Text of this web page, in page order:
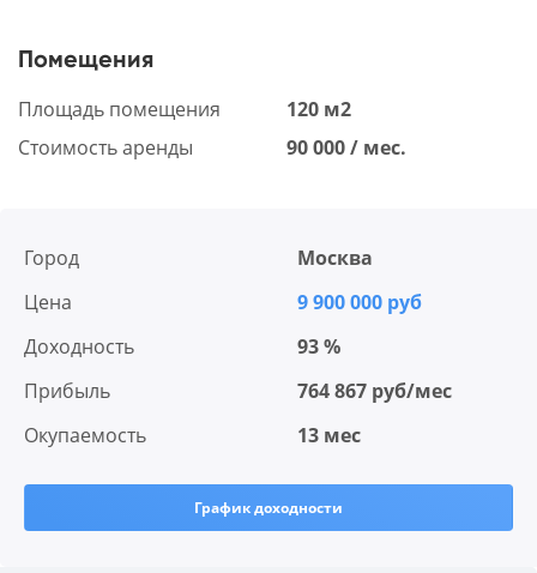
Помещения
Площадь помещения
120 м2
Стоимость аренды
90 000 / мес.
Город
Москва
Цена
9 900 000 руб
Доходность
93 %
Прибыль
764 867 руб/мес
Окупаемость
13 мес
График доходности